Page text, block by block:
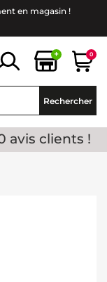
en magasin !
+ 0
Rechercher
avis clients !